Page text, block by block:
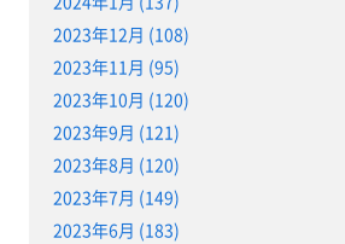
2023年12月 (108)
2023年11月 (95)
2023年10月 (120)
2023年9月 (121)
2023年8月 (120)
2023年7月 (149)
2023年6月 (183)